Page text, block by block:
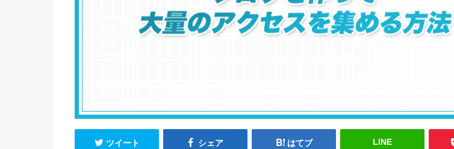
ツイート シェア はてブ LINE